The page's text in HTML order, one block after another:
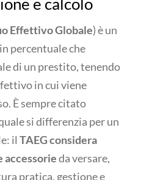
Effettivo Globale) è un
percentuale che
di un prestito, tenendo
in cui viene
È sempre citato
si differenzia per un
il TAEG considera
accessorieda versare,
pratica, gestione e